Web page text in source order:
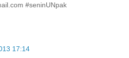
#seninUNpak
17:14